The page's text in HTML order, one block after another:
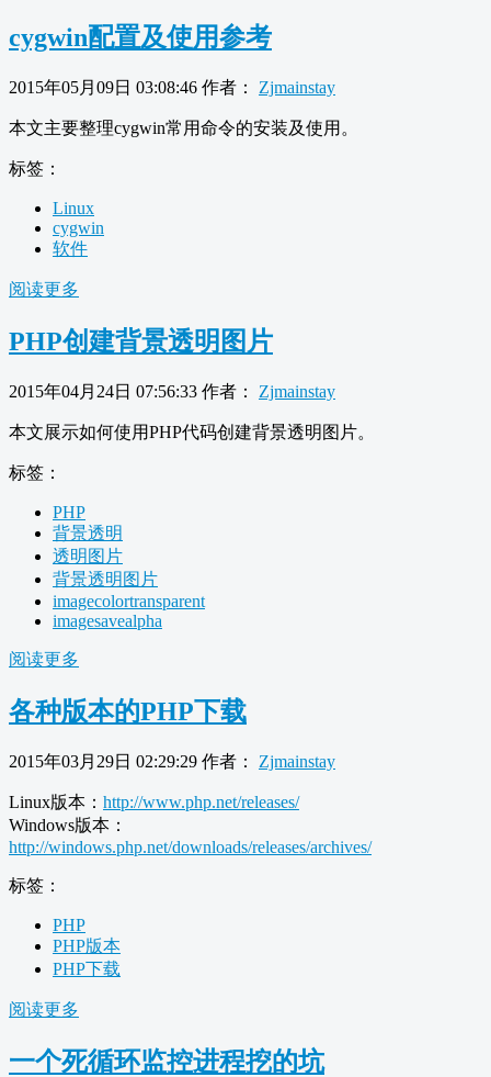
cygwin配置及使用参考
2015年05月09日 03:08:46 作者： Zjmainstay
本文主要整理cygwin常用命令的安装及使用。
标签：
Linux
cygwin
软件
阅读更多
PHP创建背景透明图片
2015年04月24日 07:56:33 作者： Zjmainstay
本文展示如何使用PHP代码创建背景透明图片。
标签：
PHP
背景透明
透明图片
背景透明图片
imagecolortransparent
imagesavealpha
阅读更多
各种版本的PHP下载
2015年03月29日 02:29:29 作者： Zjmainstay
Linux版本： http://www.php.net/releases/
Windows版本：
http://windows.php.net/downloads/releases/archives/
标签：
PHP
PHP版本
PHP下载
阅读更多
一个死循环监控进程挖的坑